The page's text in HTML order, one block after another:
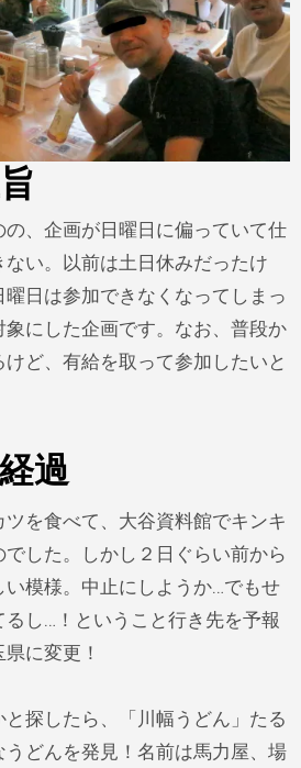
い。以前は土日休みだったけ
日は参加できなくなってしまっ
にした企画です。なお、普段か
ど、有給を取って参加したいと
過
を食べて、大谷資料館でキンキ
した。しかし２日ぐらい前から
模様。中止にしようか…でもせ
し…！ということ行き先を予報
に変更！
探したら、「川幅うどん」たる
どんを発見！名前は馬力屋、 場